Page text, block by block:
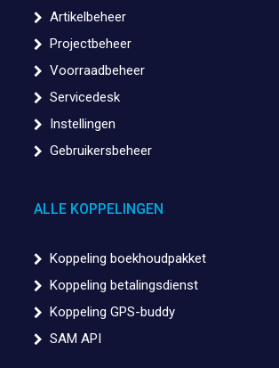
Artikelbeheer
Projectbeheer
Voorraadbeheer
Servicedesk
Instellingen
Gebruikersbeheer
ALLE KOPPELINGEN
Koppeling boekhoudpakket
Koppeling betalingsdienst
Koppeling GPS-buddy
SAM API